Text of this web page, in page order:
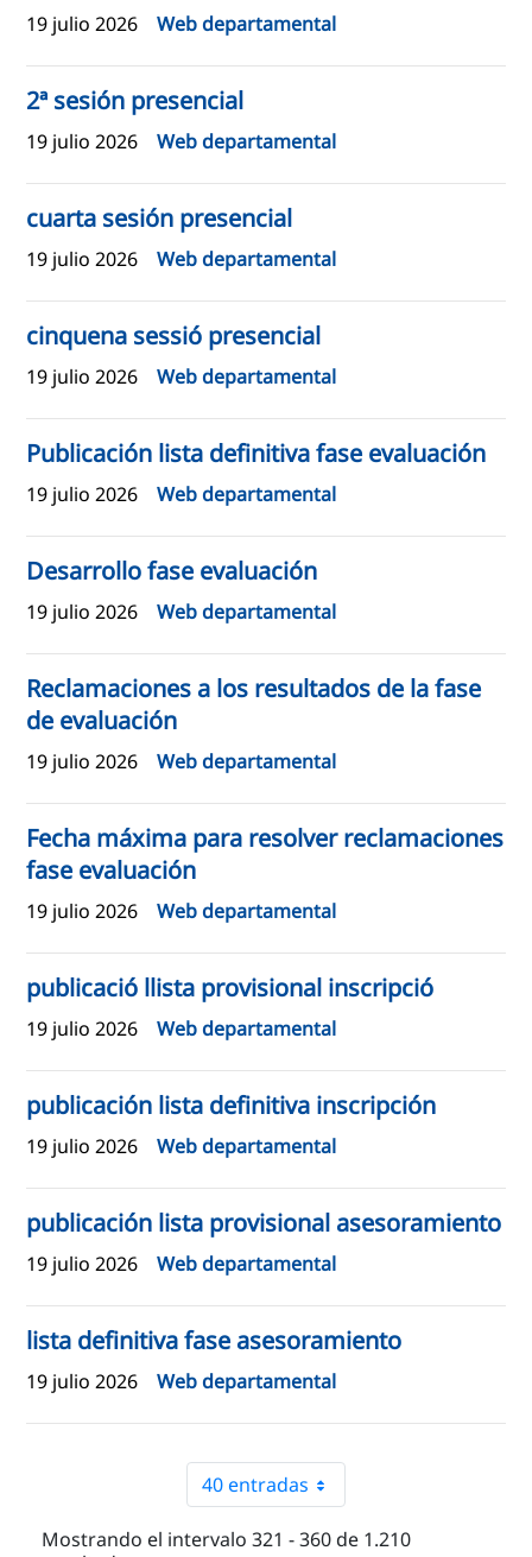
19 julio 2026 Web departamental
2ª sesión presencial
19 julio 2026 Web departamental
cuarta sesión presencial
19 julio 2026 Web departamental
cinquena sessió presencial
19 julio 2026 Web departamental
Publicación lista definitiva fase evaluación
19 julio 2026 Web departamental
Desarrollo fase evaluación
19 julio 2026 Web departamental
Reclamaciones a los resultados de la fase
de evaluación
19 julio 2026 Web departamental
Fecha máxima para resolver reclamaciones
fase evaluación
19 julio 2026 Web departamental
publicació llista provisional inscripció
19 julio 2026 Web departamental
publicación lista definitiva inscripción
19 julio 2026 Web departamental
publicación lista provisional asesoramiento
19 julio 2026 Web departamental
lista definitiva fase asesoramiento
19 julio 2026 Web departamental
40 entradas
Mostrando el intervalo 321 - 360 de 1.210